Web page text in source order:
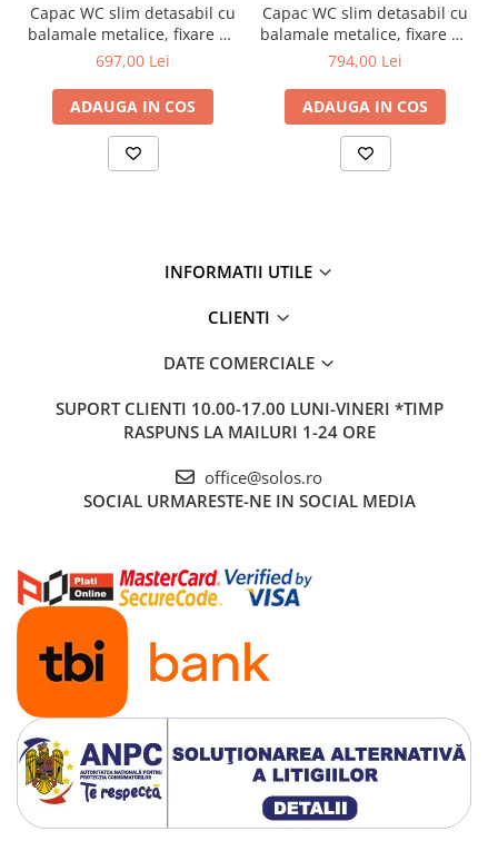
Capac WC slim detasabil cu
balamale metalice, fixare de
sus, inchidere lenta soft
697,00 Lei
ADAUGA IN COS
Capac WC slim detasabil cu
balamale metalice, fixare de
sus, inchidere lenta soft
009
794,00 Lei
ADAUGA IN COS
INFORMATII UTILE
CLIENTI
DATE COMERCIALE
SUPORT CLIENTI 10.00-17.00 LUNI-VINERI *TIMP
RASPUNS LA MAILURI 1-24 ORE
office@solos.ro
SOCIAL URMARESTE-NE IN SOCIAL MEDIA